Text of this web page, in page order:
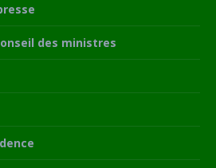
des ministres